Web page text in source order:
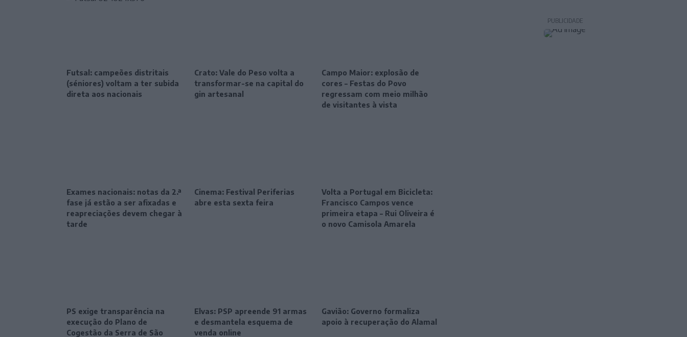
Futsal: campeões distritais
(séniores) voltam a ter subida
direta aos nacionais
Crato: Vale do Peso volta a
transformar-se na capital do
gin artesanal
Campo Maior: explosão de
cores – Festas do Povo
regressam com meio milhão
de visitantes à vista
Exames nacionais: notas da 2.ª
fase já estão a ser afixadas e
reapreciações devem chegar à
tarde
Cinema: Festival Periferias
abre esta sexta feira
Volta a Portugal em Bicicleta:
Francisco Campos vence
primeira etapa – Rui Oliveira é
o novo Camisola Amarela
PS exige transparência na
execução do Plano de
Cogestão da Serra de São
Elvas: PSP apreende 91 armas
e desmantela esquema de
venda online
Gavião: Governo formaliza
apoio à recuperação do Alamal
PUBLICIDADE